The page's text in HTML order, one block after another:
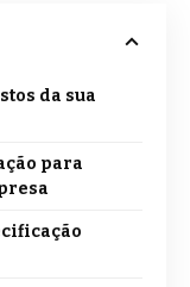
da sua
para